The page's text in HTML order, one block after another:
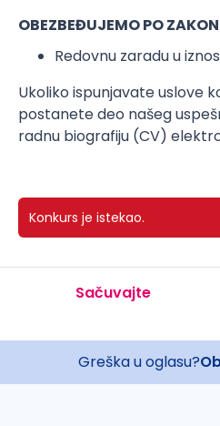
OBEZBEĐUJEMO PO
Redovnu zaradu u
Ukoliko ispunjavate uslove
postanete deo našeg
radnu biografiju (CV)
Konkurs je istekao.
Sačuvajte
Greška u oglasu?